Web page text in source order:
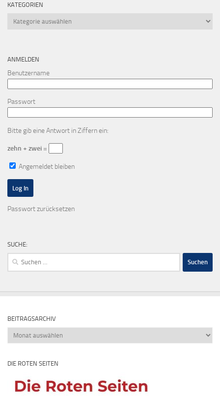
KATEGORIEN
Kategorien
ANMELDEN
Benutzername
Passwort
Bitte gib eine Antwort in Ziffern ein:
zehn + zwei =
Angemeldet bleiben
Passwort zurücksetzen
SUCHE:
Suchen
BEITRAGSARCHIV
Beitragsarchiv
DIE ROTEN SEITEN